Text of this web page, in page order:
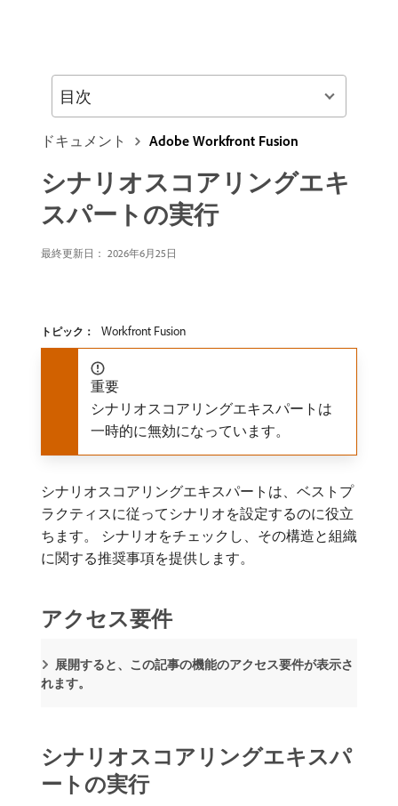
ドキュメント Adobe Workfront Fusion
シナリオスコアリングエキ
スパートの実行
最終更新日： 2026年6月25日
トピック： Workfront Fusion
重要
シナリオスコアリングエキスパートは
一時的に無効になっています。
シナリオスコアリングエキスパートは、ベストプ
ラクティスに従ってシナリオを設定するのに役立
ちます。 シナリオをチェックし、その構造と組織
に関する推奨事項を提供します。
アクセス要件
展開すると、この記事の機能のアクセス要件が表示さ
れます。
シナリオスコアリングエキスパ
ートの実行
目次